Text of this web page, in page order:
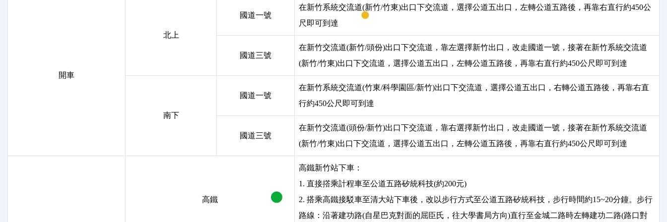
開車
北上
國道一號
在新竹系統交流道(新竹/竹東)出口下交流道，選擇公道五出口，左轉公道五路後，再靠右直行約450公
尺即可到達
國道三號
在新竹交流道(新竹/頭份)出口下交流道，靠左選擇新竹出口，改走國道一號，接著在新竹系統交流道
(新竹/竹東)出口下交流道，選擇公道五出口，左轉公道五路後，再靠右直行約450公尺即可到達
南下
國道一號
在新竹系統交流道(竹東/科學園區/新竹)出口下交流道，選擇公道五出口，右轉公道五路後，再靠右直
行約450公尺即可到達
國道三號
在新竹交流道(頭份/新竹)出口下交流道，靠右選擇新竹出口，改走國道一號，接著在新竹系統交流道
(新竹/竹東)出口下交流道，選擇公道五出口，左轉公道五路後，再靠右直行約450公尺即可到達
高鐵
高鐵新竹站下車：
1. 直接撘乘計程車至公道五路矽統科技(約200元)
2. 搭乘高鐵接駁車至清大站下車後，改以步行方式至公道五路矽統科技，步行時間約15~20分鐘。步行
路線：沿著建功路(自星巴克對面的屈臣氏，往大學書局方向)直行至金城二路時左轉建功二路(路口對